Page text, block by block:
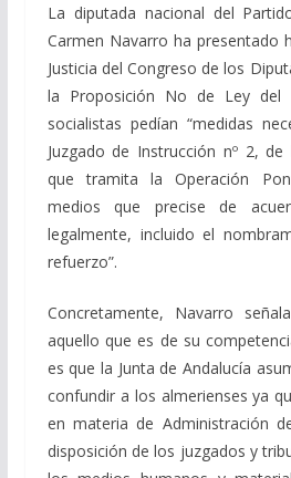
La diputada nacional del
Carmen Navarro ha presentado
Justicia del Congreso de los
la Proposición No de Ley del
socialistas pedían “medidas
Juzgado de Instrucción nº 2,
que tramita la Operación
medios que precise de
legalmente, incluido el
refuerzo”.
Concretamente, Navarro
aquello que es de su
es que la Junta de Andalucía
confundir a los almerienses ya
en materia de Administración
disposición de los juzgados y